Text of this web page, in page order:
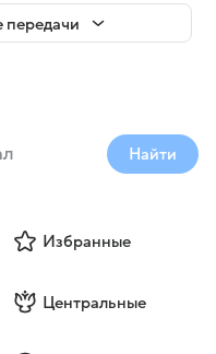
передачи
Найти
Избранные
Центральные